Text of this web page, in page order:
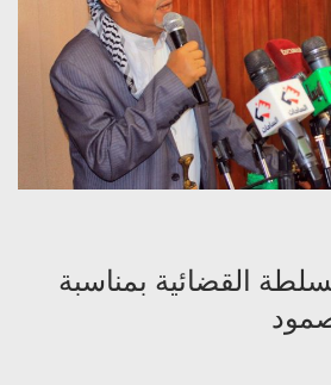
القضائية بمناسبة